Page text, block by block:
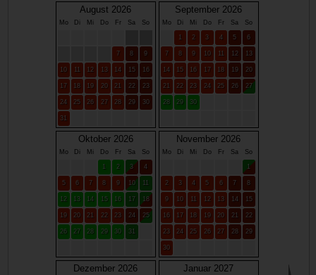
August 2026
Mo Di Mi Do Fr Sa So
7 8 9
10 11 12 13 14 15 16
17 18 19 20 21 22 23
24 25 26 27 28 29 30
31
September 2026
Mo Di Mi Do Fr Sa So
1 2 3 4 5 6
7 8 9 10 11 12 13
14 15 16 17 18 19 20
21 22 23 24 25 26 27
28 29 30
Oktober 2026
Mo Di Mi Do Fr Sa So
1 2 3 4
5 6 7 8 9 10 11
12 13 14 15 16 17 18
19 20 21 22 23 24 25
26 27 28 29 30 31
November 2026
Mo Di Mi Do Fr Sa So
1
2 3 4 5 6 7 8
9 10 11 12 13 14 15
16 17 18 19 20 21 22
23 24 25 26 27 28 29
30
Dezember 2026 Januar 2027